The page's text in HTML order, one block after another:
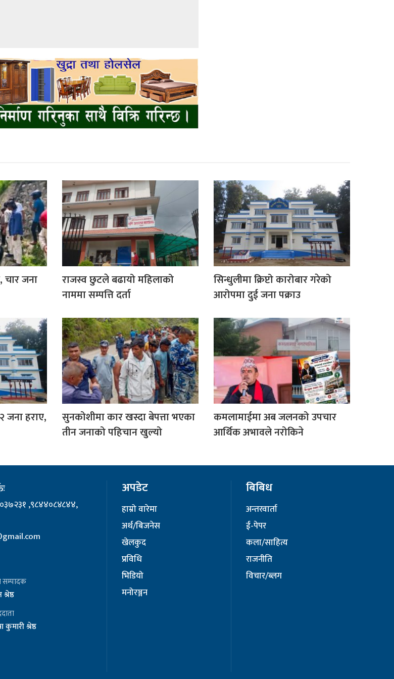
चार जना
राजस्व छुटले बढायो महिलाको
नाममा सम्पत्ति दर्ता
सिन्धुलीमा क्रिप्टो कारोबार गरेको
आरोपमा दुई जना पक्राउ
जना हराए,
सुनकोशीमा कार खस्दा बेपत्ता भएका
तीन जनाको पहिचान खुल्यो
कमलामाईमा अब जलनको उपचार
आर्थिक अभावले नरोकिने
,९८४४०८४८४४,
सम्पादक
कुमारी श्रेष्ठ
अपडेट
हाम्रो वारेमा
अर्थ/बिजनेस
खेलकुद
प्रविधि
भिडियो
मनोरञ्जन
बिबिध
अन्तरवार्ता
ई-पेपर
कला/साहित्य
राजनीति
विचार/ब्लग